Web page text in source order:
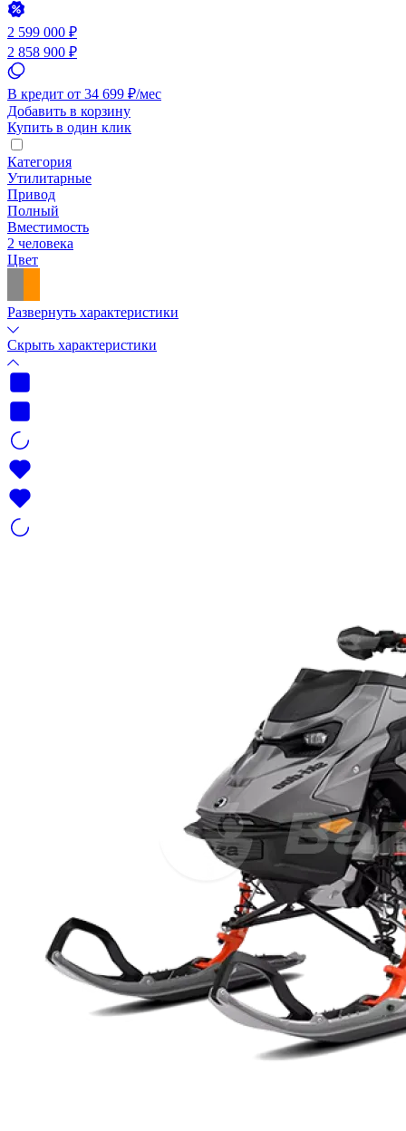
2 599 000 ₽
2 858 900 ₽
В кредит от 34 699 ₽/мес
Добавить в корзину
Купить в один клик
Категория
Утилитарные
Привод
Полный
Вместимость
2 человека
Цвет
Развернуть характеристики
Скрыть характеристики